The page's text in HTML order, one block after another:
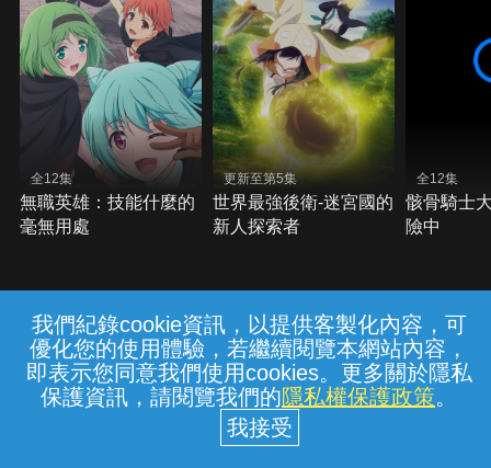
我們紀錄cookie資訊，以提供客製化內容，可
優化您的使用體驗，若繼續閱覽本網站內容，
即表示您同意我們使用cookies。更多關於隱私
保護資訊，請閱覽我們的隱私權保護政策。
全12集
無職英雄：技能什麼的
毫無用處
更新至第5集
世界最強後衛-迷宮國的
新人探索者
全12集
骸骨騎士
險中
常見問題 線上客服 服務條款 隱私權保護
中華電信股份有限公司個人家庭分公司
(統一編號：96979949) © 2026
{{notifyMsg}}